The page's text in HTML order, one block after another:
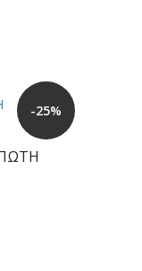
-25%